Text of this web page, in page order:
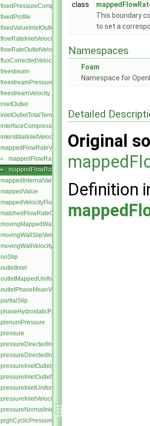
fixedPressureCompressibleDensity
fixedProfile
fixedValueInletOutlet
flowRateInletVelocity
flowRateOutletVelocity
fluxCorrectedVelocity
freestream
freestreamPressure
freestreamVelocity
inletOutlet
inletOutletTotalTemperature
interfaceCompression
interstitialInletVelocity
mappedFlowRateVelocity
► mappedFlowRateVelocityFvPatchVectorField.C
► mappedFlowRateVelocityFvPatchVectorField.H
mappedInternalValue
mappedValue
mappedVelocityFlux
matchedFlowRateOutletVelocity
movingMappedWallVelocity
movingWallSlipVelocity
movingWallVelocity
noSlip
outletInlet
outletMappedUniformInlet
outletPhaseMeanVelocity
partialSlip
phaseHydrostaticPressure
plenumPressure
pressure
pressureDirectedInletOutletVelocity
pressureDirectedInletVelocity
pressureInletOutletParSlipVelocity
pressureInletOutletVelocity
pressureInletUniformVelocity
pressureInletVelocity
pressureNormalInletOutletVelocity
prghCyclicPressure
class
This boundary
to set a
Namespaces
Foam
Namespace for
Detailed
Original
Definition